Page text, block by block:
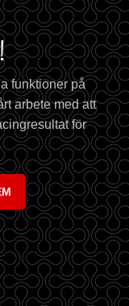
funktioner på
arbete med att
för